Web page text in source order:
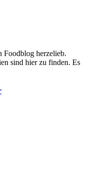
Foodblog herzelieb.
sind hier zu finden. Es